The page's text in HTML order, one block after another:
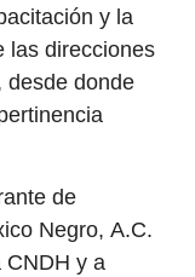
y la
las direcciones
desde donde
de
Negro, A.C.
CNDH y a